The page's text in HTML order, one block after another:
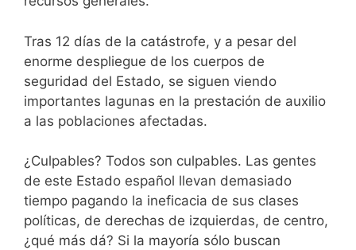
Tras 12 días de la catástrofe, y a pesar del
enorme despliegue de los cuerpos de
seguridad del Estado, se siguen viendo
importantes lagunas en la prestación de auxilio
a las poblaciones afectadas.
¿Culpables? Todos son culpables. Las gentes
de este Estado español llevan demasiado
tiempo pagando la ineficacia de sus clases
políticas, de derechas de izquierdas, de centro,
¿qué más dá? Si la mayoría sólo buscan